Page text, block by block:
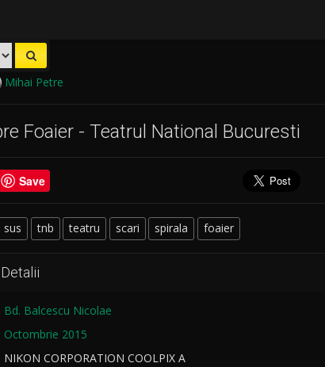
Mihai Petre
Foaier - Teatrul National Bucuresti
Save
sus tnb teatru scari spirala foaier
Detalii
Bd. Balcescu Nicolae
Octombrie 2015
NIKON CORPORATION COOLPIX A